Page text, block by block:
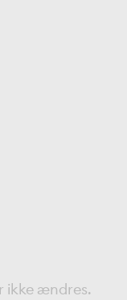
ikke ændres.